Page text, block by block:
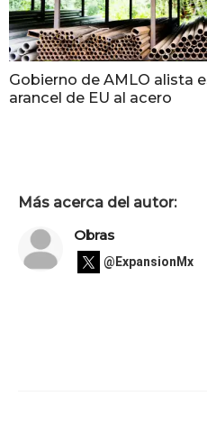
Gobierno de AMLO alista
arancel de EU al acero
Más acerca del autor:
Obras
@ExpansionMx